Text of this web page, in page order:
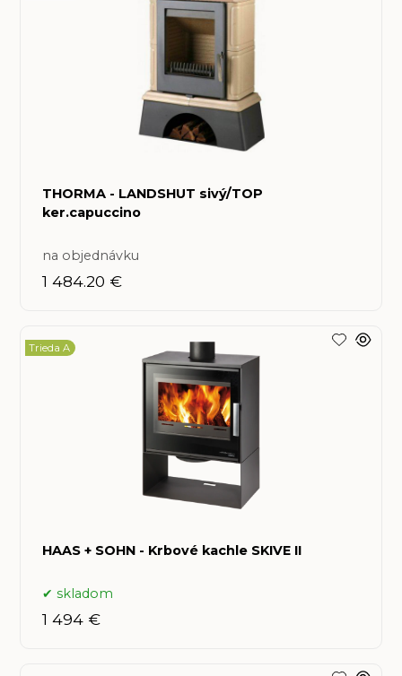
THORMA - LANDSHUT sivý/TOP
ker.capuccino
na objednávku
1 484.20 €
HAAS + SOHN - Krbové kachle SKIVE II
Trieda A
skladom
1 494 €